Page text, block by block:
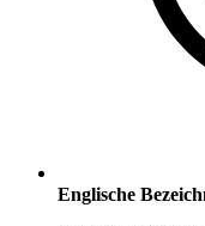
Englische